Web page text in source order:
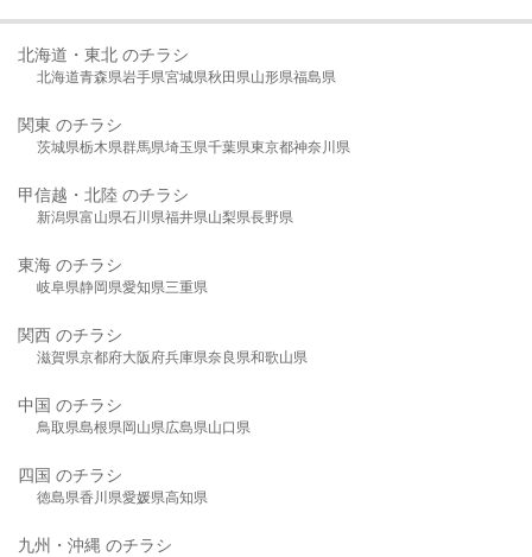
北海道・東北 のチラシ
北海道青森県岩手県宮城県秋田県山形県福島県
関東 のチラシ
茨城県栃木県群馬県埼玉県千葉県東京都神奈川県
甲信越・北陸 のチラシ
新潟県富山県石川県福井県山梨県長野県
東海 のチラシ
岐阜県静岡県愛知県三重県
関西 のチラシ
滋賀県京都府大阪府兵庫県奈良県和歌山県
中国 のチラシ
鳥取県島根県岡山県広島県山口県
四国 のチラシ
徳島県香川県愛媛県高知県
九州・沖縄 のチラシ